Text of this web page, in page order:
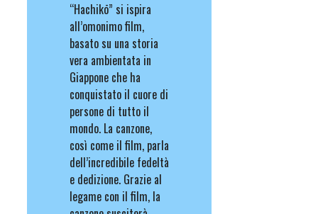
“Hachikō” si ispira
all’omonimo film,
basato su una storia
vera ambientata in
Giappone che ha
conquistato il cuore di
persone di tutto il
mondo. La canzone,
così come il film, parla
dell’incredibile fedeltà
e dedizione. Grazie al
legame con il film, la